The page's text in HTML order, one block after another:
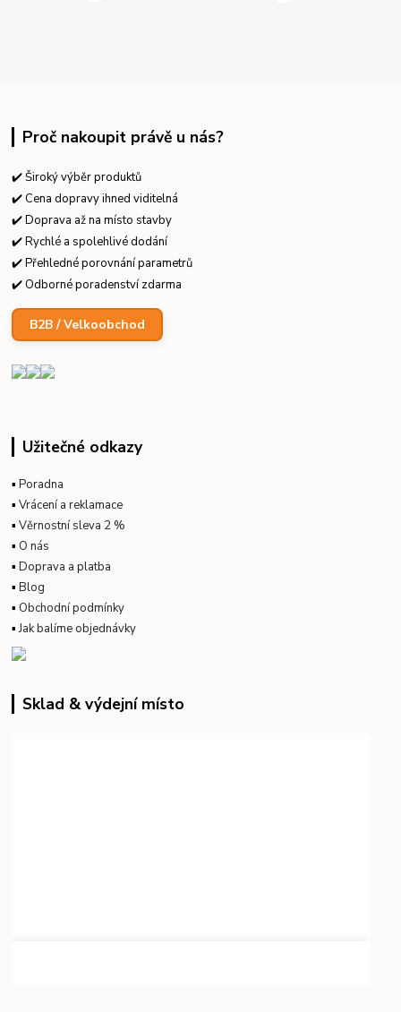
Proč nakoupit právě u nás?
✔️ Široký výběr produktů
✔️ Cena dopravy ihned viditelná
✔️ Doprava až na místo stavby
✔️ Rychlé a spolehlivé dodání
✔️ Přehledné porovnání parametrů
✔️ Odborné poradenství zdarma
B2B / Velkoobchod
Užitečné odkazy
▪Poradna
▪Vrácení a reklamace
▪Věrnostní sleva 2 %
▪ O nás
▪Doprava a platba
▪Blog
▪ Obchodní podmínky
▪Jak balíme objednávky
Sklad & výdejní místo